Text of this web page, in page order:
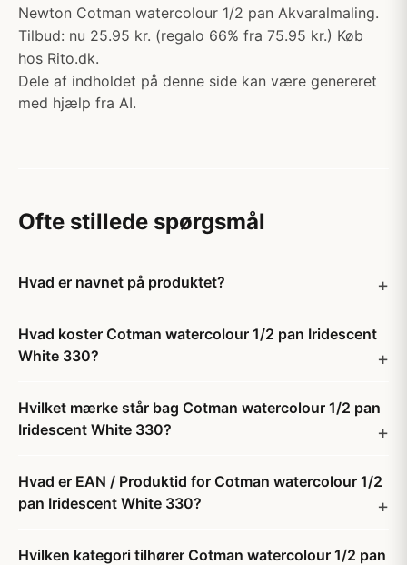
Newton Cotman watercolour 1/2 pan Akvaralmaling.
Tilbud: nu 25.95 kr. (regalo 66% fra 75.95 kr.) Køb
hos Rito.dk.
Dele af indholdet på denne side kan være genereret
med hjælp fra AI.
Ofte stillede spørgsmål
Hvad er navnet på produktet?
Hvad koster Cotman watercolour 1/2 pan Iridescent
White 330?
Hvilket mærke står bag Cotman watercolour 1/2 pan
Iridescent White 330?
Hvad er EAN / Produktid for Cotman watercolour 1/2
pan Iridescent White 330?
Hvilken kategori tilhører Cotman watercolour 1/2 pan